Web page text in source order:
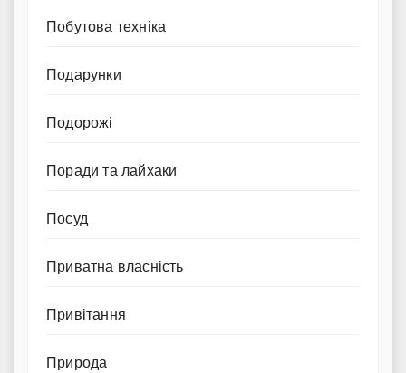
Побутова техніка
Подарунки
Подорожі
Поради та лайхаки
Посуд
Приватна власність
Привітання
Природа